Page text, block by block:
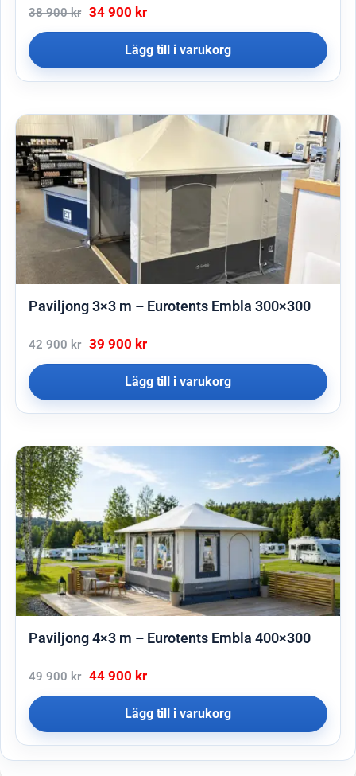
38 900kr 34 900 kr
Lägg till i varukorg
Paviljong 3×3 m – Eurotents Embla 300×300
42 900kr 39 900 kr
Lägg till i varukorg
Paviljong 4×3 m – Eurotents Embla 400×300
49 900kr 44 900 kr
Lägg till i varukorg